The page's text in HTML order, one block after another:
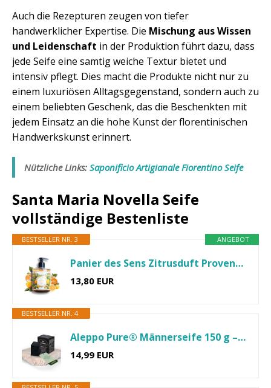
Auch die Rezepturen zeugen von tiefer
handwerklicher Expertise. Die Mischung aus Wissen
und Leidenschaft in der Produktion führt dazu, dass
jede Seife eine samtig weiche Textur bietet und
intensiv pflegt. Dies macht die Produkte nicht nur zu
einem luxuriösen Alltagsgegenstand, sondern auch zu
einem beliebten Geschenk, das die Beschenkten mit
jedem Einsatz an die hohe Kunst der florentinischen
Handwerkskunst erinnert.
Nützliche Links: Saponificio Artigianale Fiorentino Seife
Santa Maria Novella Seife
vollständige Bestenliste
ANGEBOT
BESTSELLER NR. 3
Panier des Sens Zitrusduft Provence Handseife flüssig 500ml...
13,80 EUR
BESTSELLER NR. 4
Aleppo Pure® Männerseife 150 g – Tiefenreinigung für Gesicht...
14,99 EUR